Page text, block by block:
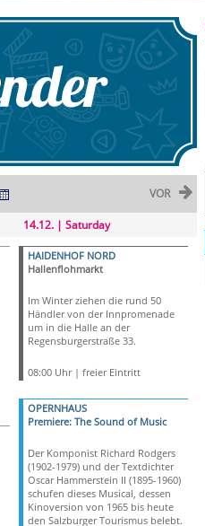
VOR
14.12. | Saturday
HAIDENHOF NORD
Hallenflohmarkt
Im Winter ziehen die rund 50
Händler von der Innpromenade
um in die Halle an der
Regensburgerstraße 33.
08:00 Uhr | freier Eintritt
OPERNHAUS
Premiere: The Sound of Music
Der Komponist Richard Rodgers
(1902-1979) und der Textdichter
Oscar Hammerstein II (1895-1960)
schufen dieses Musical, dessen
Kinoversion von 1965 bis heute
den Salzburger Tourismus belebt.